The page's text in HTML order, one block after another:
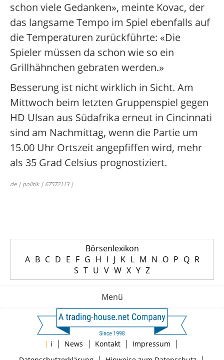
schon viele Gedanken», meinte Kovac, der
das langsame Tempo im Spiel ebenfalls auf
die Temperaturen zurückführte: «Die
Spieler müssen da schon wie so ein
Grillhähnchen gebraten werden.»
Besserung ist nicht wirklich in Sicht. Am
Mittwoch beim letzten Gruppenspiel gegen
HD Ulsan aus Südafrika erneut in Cincinnati
sind am Nachmittag, wenn die Partie um
15.00 Uhr Ortszeit angepfiffen wird, mehr
als 35 Grad Celsius prognostiziert.
de | politik | 67572113 |
Börsenlexikon
A B C D E F G H I J K L M N O P Q R
S T U V W X Y Z
Menü
| i | News | Kontakt | Impressum |